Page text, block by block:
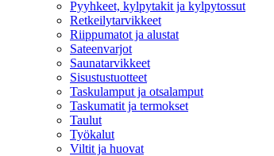
Pyyhkeet, kylpytakit ja kylpytossut
Retkeilytarvikkeet
Riippumatot ja alustat
Sateenvarjot
Saunatarvikkeet
Sisustustuotteet
Taskulamput ja otsalamput
Taskumatit ja termokset
Taulut
Työkalut
Viltit ja huovat